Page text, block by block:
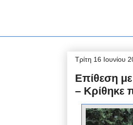
Τρίτη 16 Ιουνίου
Επίθεση
– Κρίθηκε